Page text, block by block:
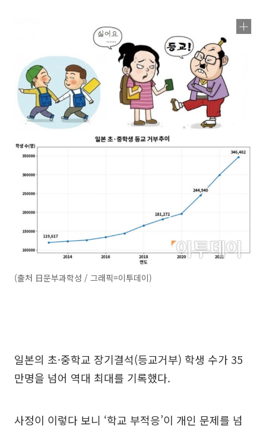
(출처 日문부과학성 / 그래픽=이투데이)
일본의 초·중학교 장기결석(등교거부) 학생 수가 35
만명을 넘어 역대 최대를 기록했다.
사정이 이렇다 보니 ‘학교 부적응’이 개인 문제를 넘